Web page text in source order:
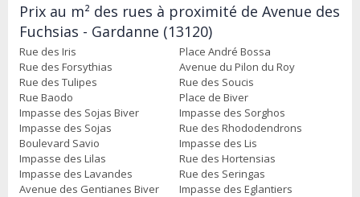
Prix au m² des rues à proximité de Avenue des
Fuchsias - Gardanne (13120)
Rue des Iris
Place André Bossa
Rue des Forsythias
Avenue du Pilon du Roy
Rue des Tulipes
Rue des Soucis
Rue Baodo
Place de Biver
Impasse des Sojas Biver
Impasse des Sorghos
Impasse des Sojas
Rue des Rhododendrons
Boulevard Savio
Impasse des Lis
Impasse des Lilas
Rue des Hortensias
Impasse des Lavandes
Rue des Seringas
Avenue des Gentianes Biver
Impasse des Eglantiers